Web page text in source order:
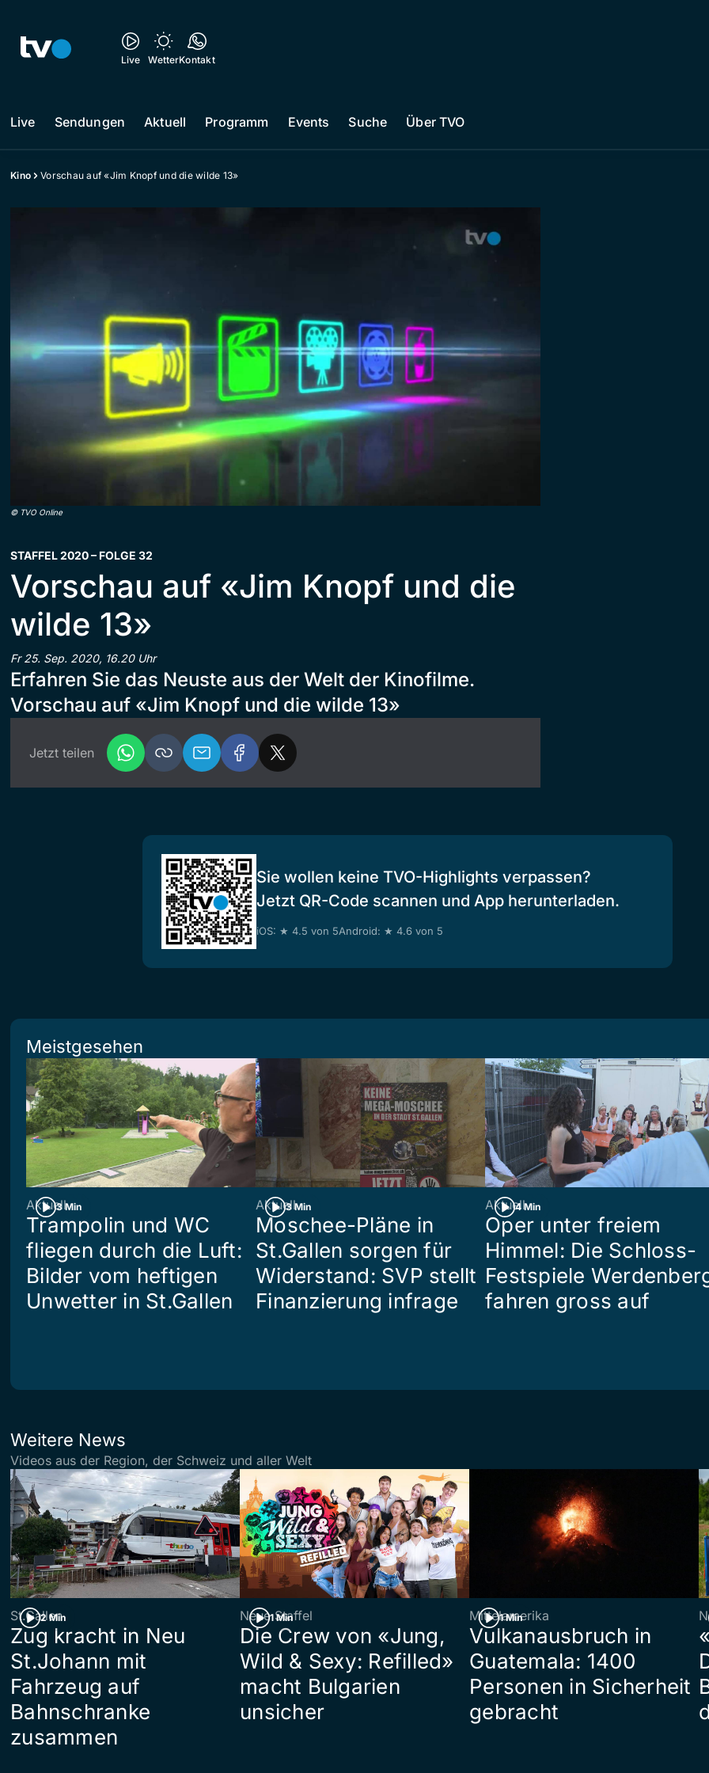
Live WetterKontakt
Live Sendungen Aktuell Programm Events Suche Über TVO
Kino Vorschau auf «Jim Knopf und die wilde 13»
© TVO Online
STAFFEL 2020 – FOLGE 32
Vorschau auf «Jim Knopf und die
wilde 13»
Fr 25. Sep. 2020, 16.20 Uhr
Erfahren Sie das Neuste aus der Welt der Kinofilme.
Vorschau auf «Jim Knopf und die wilde 13»
Jetzt teilen
Sie wollen keine TVO-Highlights verpassen?
Jetzt QR-Code scannen und App herunterladen.
iOS: ★ 4.5 von 5Android: ★ 4.6 von 5
Meistgesehen
3 Min
Aktuell
Trampolin und WC
fliegen durch die Luft:
Bilder vom heftigen
Unwetter in St.Gallen
3 Min
Aktuell
Moschee-Pläne in
St.Gallen sorgen für
Widerstand: SVP stellt
Finanzierung infrage
4 Min
Aktuell
Oper unter freiem
Himmel: Die Schloss-
Festspiele
fahren gross auf
Weitere News
Videos aus der Region, der Schweiz und aller Welt
2 Min
St.Gallen
Zug kracht in Neu
St.Johann mit
Fahrzeug auf
Bahnschranke
zusammen
1 Min
Neue Staffel
Die Crew von «Jung,
Wild & Sexy: Refilled»
macht Bulgarien
unsicher
1 Min
Mittelamerika
Vulkanausbruch in
Guatemala: 1400
Personen in Sicherheit
gebracht